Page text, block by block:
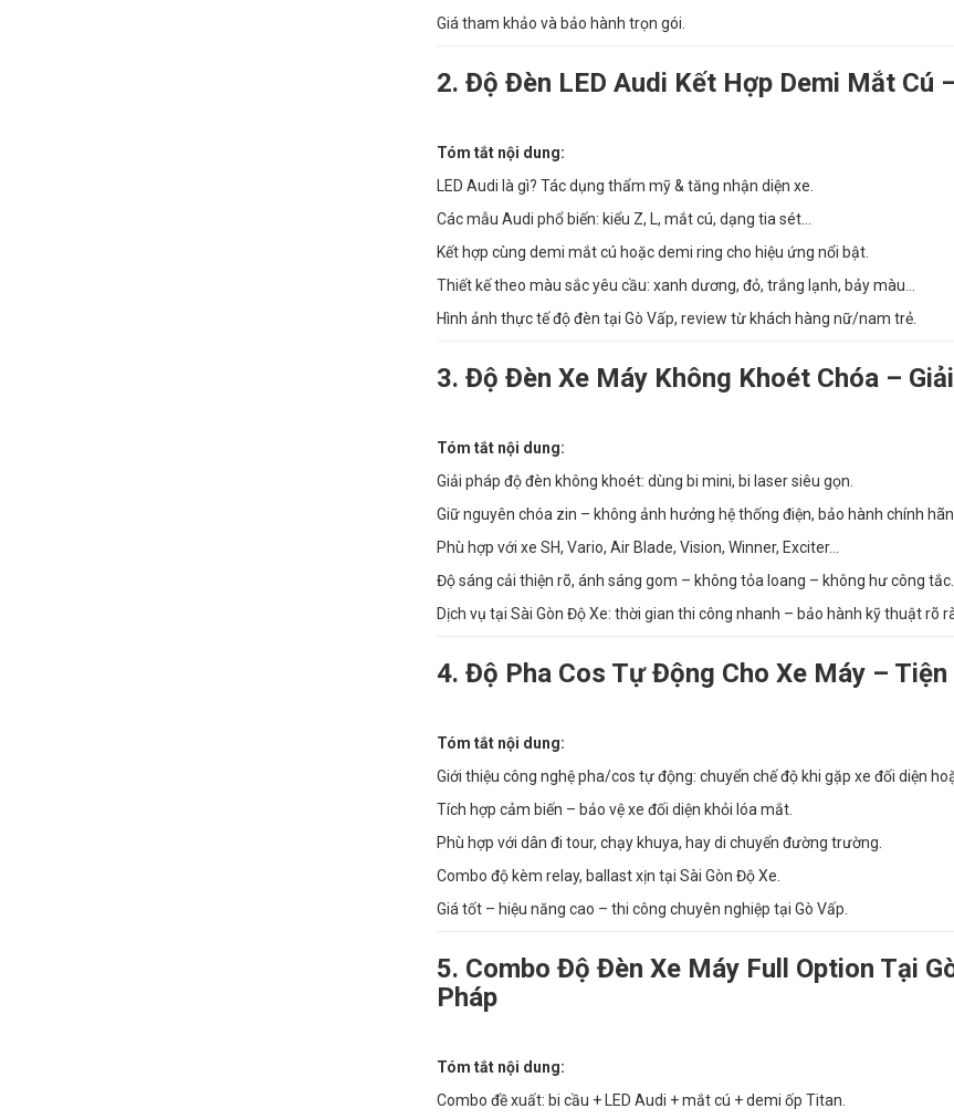
Giá tham khảo và bảo hành trọn gói.
2. Độ Đèn LED Audi Kết Hợp Demi Mắt Cú
Tóm tắt nội dung:
LED Audi là gì? Tác dụng thẩm mỹ & tăng nhận diện xe.
Các mẫu Audi phổ biến: kiểu Z, L, mắt cú, dạng tia sét…
Kết hợp cùng demi mắt cú hoặc demi ring cho hiệu ứng nổi bật.
Thiết kế theo màu sắc yêu cầu: xanh dương, đỏ, trắng lạnh, bảy màu…
Hình ảnh thực tế độ đèn tại Gò Vấp, review từ khách hàng nữ/nam trẻ.
3. Độ Đèn Xe Máy Không Khoét Chóa –
Tóm tắt nội dung:
Giải pháp độ đèn không khoét: dùng bi mini, bi laser siêu gọn.
Giữ nguyên chóa zin – không ảnh hưởng hệ thống điện, bảo hành chính
Phù hợp với xe SH, Vario, Air Blade, Vision, Winner, Exciter…
Độ sáng cải thiện rõ, ánh sáng gom – không tỏa loang – không hư công tắc.
Dịch vụ tại Sài Gòn Độ Xe: thời gian thi công nhanh – bảo hành kỹ thuật rõ
4. Độ Pha Cos Tự Động Cho Xe Máy –
Tóm tắt nội dung:
Giới thiệu công nghệ pha/cos tự động: chuyển chế độ khi gặp xe đối diện
Tích hợp cảm biến – bảo vệ xe đối diện khỏi lóa mắt.
Phù hợp với dân đi tour, chạy khuya, hay di chuyển đường trường.
Combo độ kèm relay, ballast xịn tại Sài Gòn Độ Xe.
Giá tốt – hiệu năng cao – thi công chuyên nghiệp tại Gò Vấp.
5. Combo Độ Đèn Xe Máy Full Option Tại
Pháp
Tóm tắt nội dung:
Combo đề xuất: bi cầu + LED Audi + mắt cú + demi ốp Titan.